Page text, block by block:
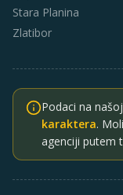
Stara Planina
Zlatibor
Podaci na
karaktera.
agenciji putem